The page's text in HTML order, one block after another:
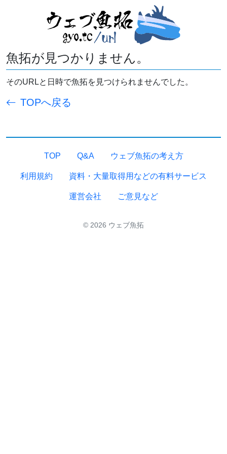
魚拓が見つかりません。
そのURLと日時で魚拓を見つけられませんでした。
TOPへ戻る
TOP Q&A ウェブ魚拓の考え方
利用規約 資料・大量取得用などの有料サービス
運営会社 ご意見など
© 2026 ウェブ魚拓